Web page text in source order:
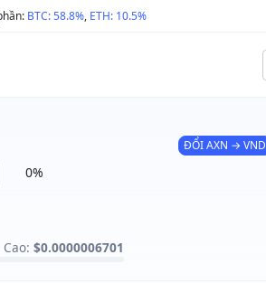
BTC: 58.8%, ETH: 10.5%
0%
Cao: $0.0000006701
ĐỔI AXN → VND